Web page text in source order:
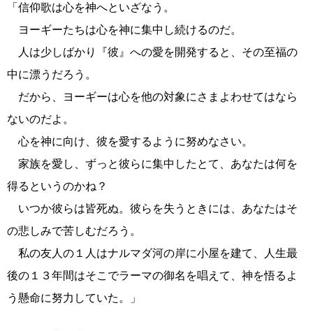
「信仰歌は心を神へといざなう。
ヨーギーたちは心を神に集中し続けるのだ。
人は少しばかり『彼』への愛を開発すると、その至福の
中に漂うだろう。
だから、ヨーギーは心を他の対象にさまよわせてはなら
ないのだよ。
心を神に向け、彼を愛するように努めなさい。
家族を愛し、ずっと彼らに集中したとて、あなたは何を
得るというのかね？
いつか彼らは皆死ぬ。彼らを失うときには、あなたはそ
の悲しみで苦しむだろう。
私の友人の１人はナルマダ河の岸に小屋を建て、人生最
後の１３年間はそこでラーマの御名を唱えて、神を悟るよ
う懸命に努力していた。」